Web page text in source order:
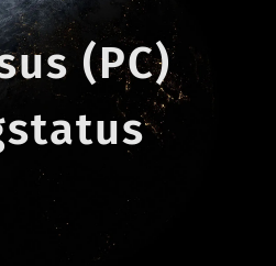
(PC)